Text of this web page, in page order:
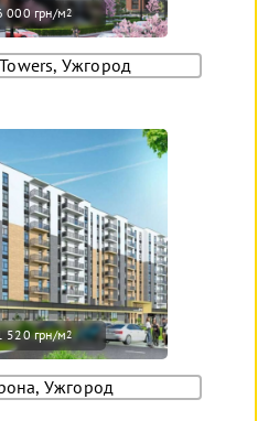
000 грн/м2
Ужгород
520 грн/м2
Ужгород